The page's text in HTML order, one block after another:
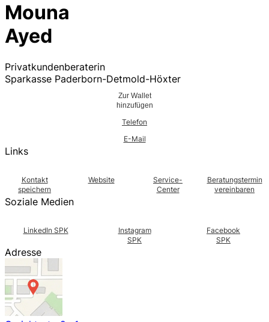
Mouna
Ayed
Privatkundenberaterin
Sparkasse Paderborn-Detmold-Höxter
Zur Wallet
hinzufügen
Telefon
E-Mail
Links
Kontakt
speichern
Website
Service-
Center
Beratungstermin
vereinbaren
Soziale Medien
LinkedIn SPK
Instagram
SPK
Facebook
SPK
Adresse